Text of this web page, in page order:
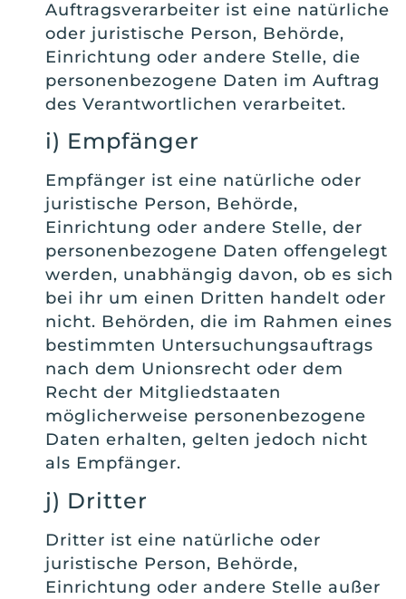
Auftragsverarbeiter ist eine natürliche
oder juristische Person, Behörde,
Einrichtung oder andere Stelle, die
personenbezogene Daten im Auftrag
des Verantwortlichen verarbeitet.
i) Empfänger
Empfänger ist eine natürliche oder
juristische Person, Behörde,
Einrichtung oder andere Stelle, der
personenbezogene Daten offengelegt
werden, unabhängig davon, ob es sich
bei ihr um einen Dritten handelt oder
nicht. Behörden, die im Rahmen eines
bestimmten Untersuchungsauftrags
nach dem Unionsrecht oder dem
Recht der Mitgliedstaaten
möglicherweise personenbezogene
Daten erhalten, gelten jedoch nicht
als Empfänger.
j) Dritter
Dritter ist eine natürliche oder
juristische Person, Behörde,
Einrichtung oder andere Stelle außer